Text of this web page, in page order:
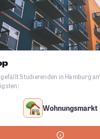
gefällt Studierenden in Hamburg
Wohnungsmarkt